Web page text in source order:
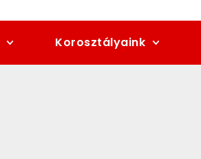
Korosztályaink